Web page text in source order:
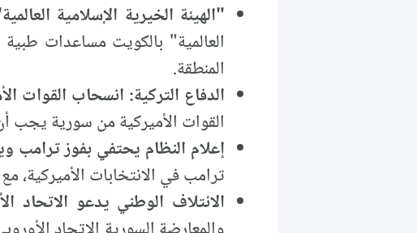
"الهيئة الخيرية الإسلامية
العالمية" بالكويت مساعدات
المنطقة.
الدفاع التركية: انسحاب القوات
القوات الأميركية من سورية يجب
إعلام النظام يحتفي بفوز
ترامب في الانتخابات الأميركية،
الائتلاف الوطني يدعو